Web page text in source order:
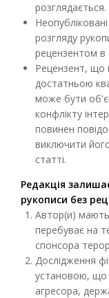
розглядається.
розгляду
рецензентом в
Рецензент, що
достатньою
може бути
конфлікту
повинен
виключити
статті.
Редакція
рукописи без
Автор(и) мають
перебуває на
спонсора
Дослідження
установою, що
агресора,